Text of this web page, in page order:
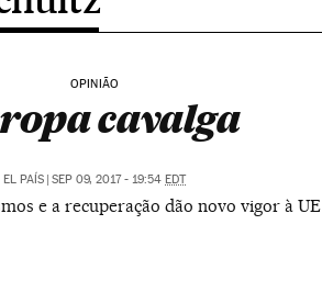
OPINIÃO
cavalga
EL PAÍS | SEP 09, 2017 - 19:54EDT
e a recuperação dão novo vigor à UE